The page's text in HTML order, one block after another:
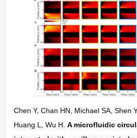
Chen Y, Chan HN, Michael SA, Shen
Huang L, Wu H.A microfluidic